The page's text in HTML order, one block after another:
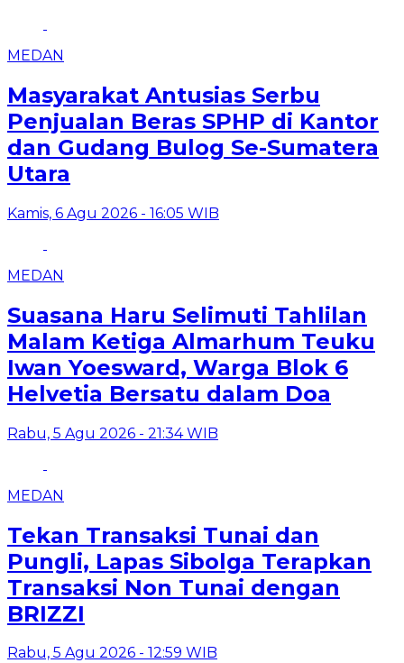
MEDAN
Masyarakat Antusias Serbu
Penjualan Beras SPHP di Kantor
dan Gudang Bulog Se-Sumatera
Utara
Kamis, 6 Agu 2026 - 16:05 WIB
MEDAN
Suasana Haru Selimuti Tahlilan
Malam Ketiga Almarhum Teuku
Iwan Yoesward, Warga Blok 6
Helvetia Bersatu dalam Doa
Rabu, 5 Agu 2026 - 21:34 WIB
MEDAN
Tekan Transaksi Tunai dan
Pungli, Lapas Sibolga Terapkan
Transaksi Non Tunai dengan
BRIZZI
Rabu, 5 Agu 2026 - 12:59 WIB